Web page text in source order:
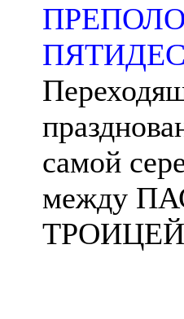
самой
между